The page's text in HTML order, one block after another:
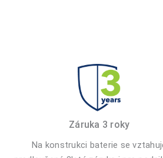
Záruka 3 roky
Na konstrukci baterie se